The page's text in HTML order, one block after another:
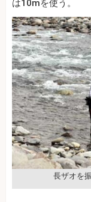
は10mを使う。
長ザオを